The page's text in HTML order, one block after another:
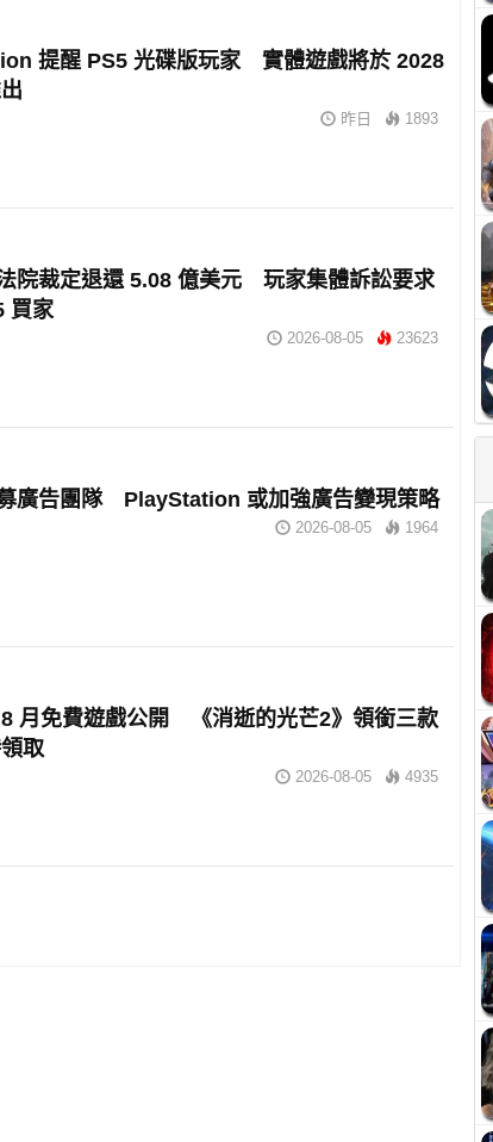
提醒 PS5 光碟版玩家 實體遊戲將於 2028
昨日 1893
院裁定退還 5.08 億美元 玩家集體訴訟要求
買家
2026-08-05 23623
廣告團隊 PlayStation 或加強廣告變現策略
2026-08-05 1964
月免費遊戲公開 《消逝的光芒2》領銜三款
取
2026-08-05 4935